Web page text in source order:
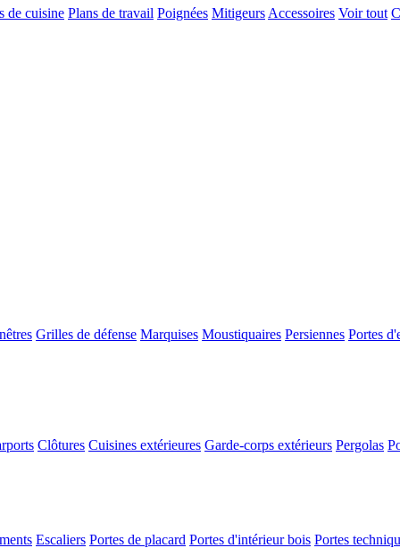
de cuisine Plans de travail Poignées Mitigeurs Accessoires Voir tout
Grilles de défense Marquises Moustiquaires Persiennes Portes
Clôtures Cuisines extérieures Garde-corps extérieurs Pergolas
Escaliers Portes de placard Portes d'intérieur bois Portes